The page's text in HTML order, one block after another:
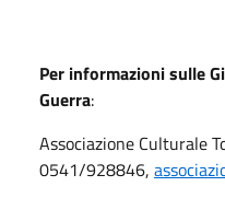
Per informazioni sulle
Guerra:
Associazione Culturale
0541/928846,